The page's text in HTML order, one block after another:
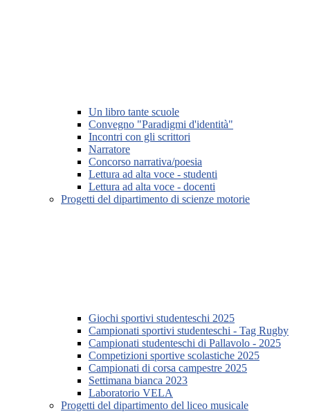
Un libro tante scuole
Convegno "Paradigmi d'identità"
Incontri con gli scrittori
Narratore
Concorso narrativa/poesia
Lettura ad alta voce - studenti
Lettura ad alta voce - docenti
Progetti del dipartimento di scienze motorie
Giochi sportivi studenteschi 2025
Campionati sportivi studenteschi - Tag Rugby
Campionati studenteschi di Pallavolo - 2025
Competizioni sportive scolastiche 2025
Campionati di corsa campestre 2025
Settimana bianca 2023
Laboratorio VELA
Progetti del dipartimento del liceo musicale